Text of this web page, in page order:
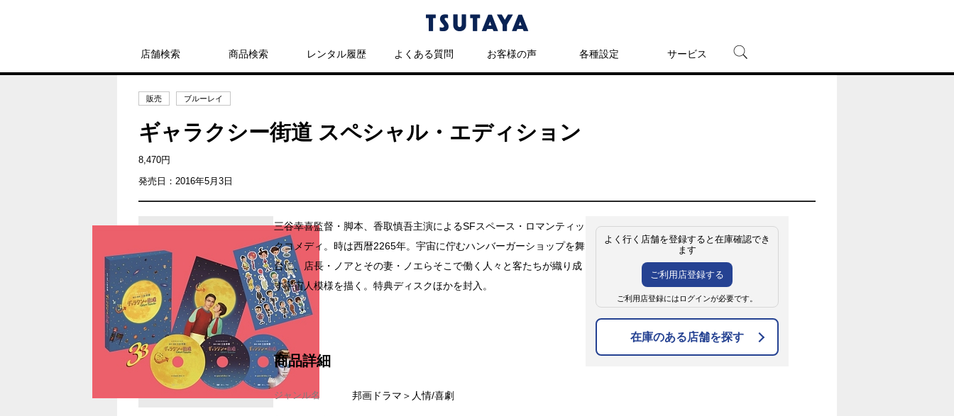
店舗検索 商品検索 レンタル履歴 よくある質問 お客様の声 各種設定 サービス
販売 ブルーレイ
ギャラクシー街道 スペシャル・エディション
8,470円
発売日：2016年5月3日
三谷幸喜監督・脚本、香取慎吾主演によるSFスペース・ロマンティッ
クコメディ。時は西暦2265年。宇宙に佇むハンバーガーショップを舞
台に、店長・ノアとその妻・ノエらそこで働く人々と客たちが織り成
す宇宙人模様を描く。特典ディスクほかを封入。
商品詳細
ジャンル名 邦画ドラマ＞人情/喜劇
よく行く店舗を登録すると在庫確認でき
ます
ご利用店登録する
ご利用店登録にはログインが必要です。
在庫のある店舗を探す